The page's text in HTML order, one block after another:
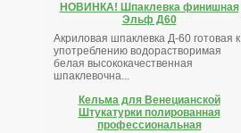
НОВИНКА! Шпаклевка финишная
Эльф Д60
Акриловая шпаклевка Д-60 готовая к
употреблению водорастворимая
белая высококачественная
шпаклевочна...
Кельма для Венецианской
Штукатурки полированная
профессиональная